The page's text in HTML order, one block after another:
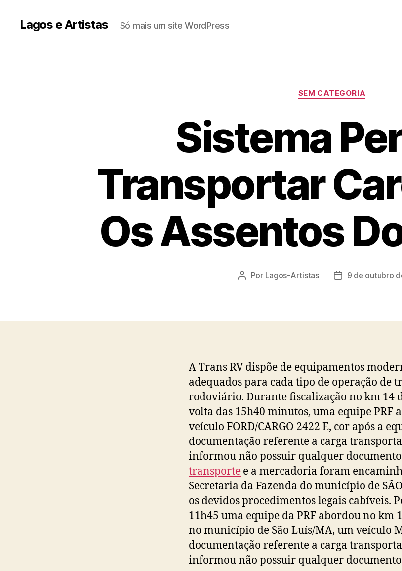
Lagos e Artistas Só mais um site WordPress
Categorias
SEM CATEGORIA
Sistema
Transportar
Os Assentos
Autor
Por Lagos-Artistas
Data9 de outubro
A Trans RV dispõe de equipamentos
adequados para cada tipo de operação de
rodoviário. Durante fiscalização no km 14
volta das 15h40 minutos, uma equipe PRF
veículo FORD/CARGO 2422 E, cor após a
documentação referente a carga
informou não possuir qualquer
transporte e a mercadoria foram
Secretaria da Fazenda do município de
os devidos procedimentos legais cabíveis.
11h45 uma equipe da PRF abordou no km
no município de São Luís/MA, um veículo
documentação referente a carga
informou não possuir qualquer